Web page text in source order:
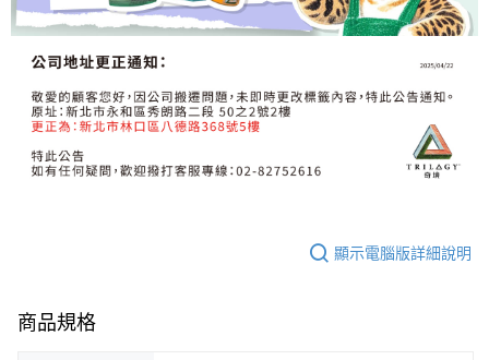
顯示電腦版詳細說明
商品規格